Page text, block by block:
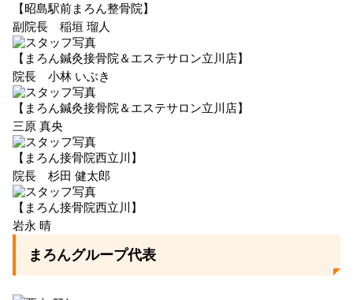
【昭島駅前まろん整骨院】
副院長 稲垣 瑠人
【まろん鍼灸接骨院＆エステサロン立川店】
院長 小林 いぶき
【まろん鍼灸接骨院＆エステサロン立川店】
三原 真央
【まろん接骨院西立川】
院長 杉田 健太郎
【まろん接骨院西立川】
岩永 晴
まろんグループ代表